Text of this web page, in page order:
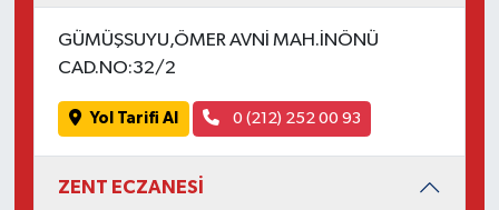
GÜMÜŞSUYU,ÖMER AVNİ MAH.İNÖNÜ
CAD.NO:32/2
Yol Tarifi Al 0 (212) 252 00 93
ZENT ECZANESİ